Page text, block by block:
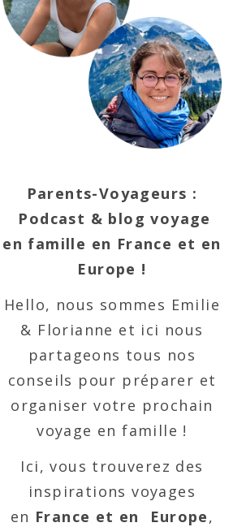
Parents-Voyageurs :
Podcast & blog voyage
en famille en France et en
Europe !
Hello, nous sommes Emilie
& Florianne et ici nous
partageons tous nos
conseils pour préparer et
organiser votre prochain
voyage en famille !
Ici, vous trouverez des
inspirations voyages
en France et en Europe,